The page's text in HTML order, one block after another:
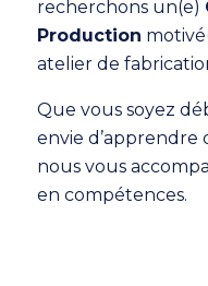
recherchons un(e)
Production
atelier de
Que vous soyez
envie d’apprendre
nous vous
en compétences.